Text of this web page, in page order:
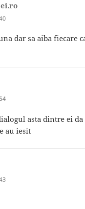
dar sa aiba fiecare
asta dintre ei da
au iesit